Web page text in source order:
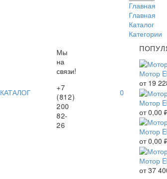
КАТАЛОГ
Мы
на
связи!
+7
(812)
200
82-
26
0
Главная
Главная
Каталог
Категории
Мотор
от 19
Мотор
от0,00
Мотор
от0,00
Мотор
от37